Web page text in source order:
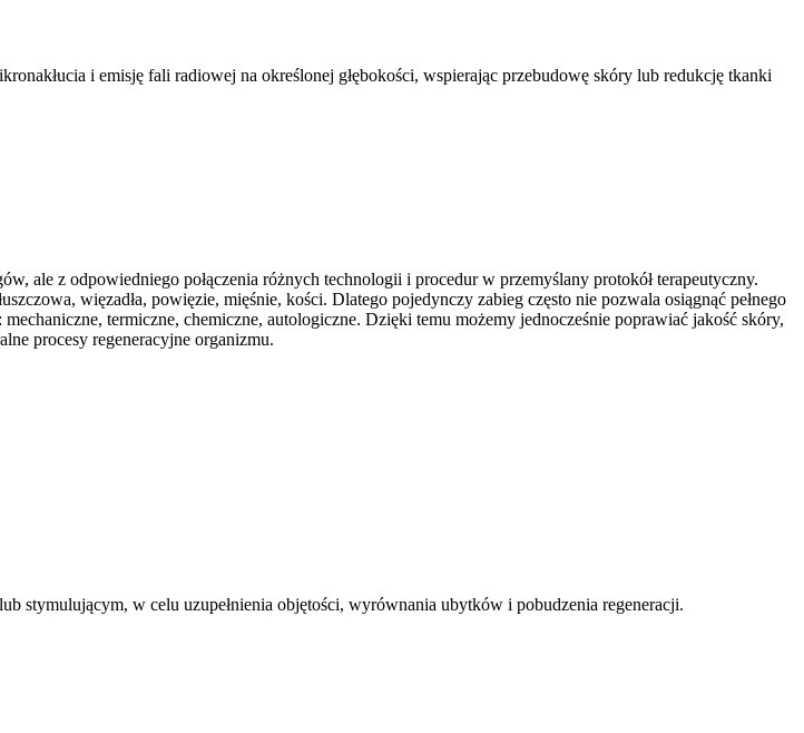
i emisję fali radiowej na określonej głębokości, wspierając przebudowę skóry lub redukcję tkanki
ale z odpowiedniego połączenia różnych technologii i procedur w przemyślany protokół terapeutyczny.
więzadła, powięzie, mięśnie, kości. Dlatego pojedynczy zabieg często nie pozwala osiągnąć pełnego
termiczne, chemiczne, autologiczne. Dzięki temu możemy jednocześnie poprawiać jakość skóry,
procesy regeneracyjne organizmu.
stymulującym, w celu uzupełnienia objętości, wyrównania ubytków i pobudzenia regeneracji.